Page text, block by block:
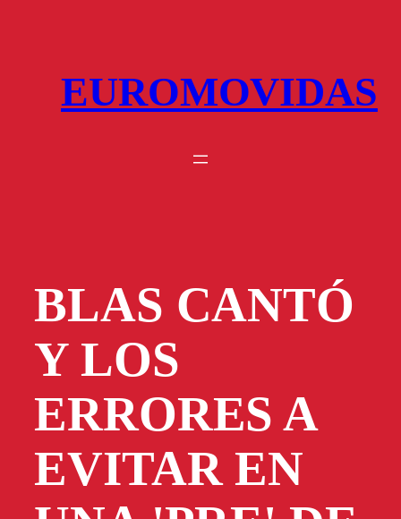
EUROMOVIDAS
BLAS CANTÓ
Y LOS
ERRORES A
EVITAR EN